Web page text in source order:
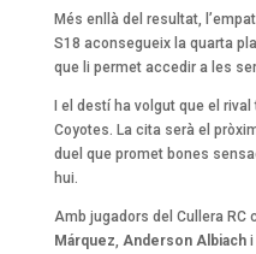
Més enllà del resultat,
S18 aconsegueix la quarta
que li permet accedir a les
I el destí ha volgut que el
Coyotes. La cita serà el
duel que promet bones
hui.
Amb jugadors del Cullera RC
Márquez, Anderson Albiachi